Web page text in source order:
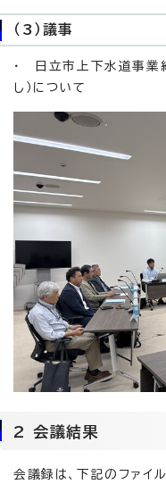
（3）議事
・ 日立市上下水道事業
し）について
2 会議結果
会議録は、下記のファイ